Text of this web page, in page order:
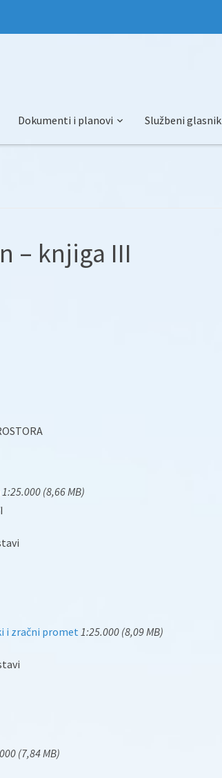
Dokumenti i planovi Službeni glasnik
– knjiga III
1:25.000 (8,66 MB)
i zračni promet 1:25.000 (8,09 MB)
(7,84 MB)